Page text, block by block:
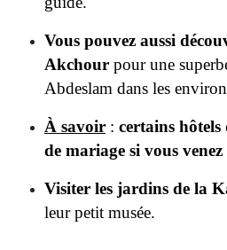
Vous pouvez aussi
Akchour pour une
Abdeslam dans les
À savoir : certains hôtels
de mariage si vous venez
Visiter les jardins de la
leur petit musée.